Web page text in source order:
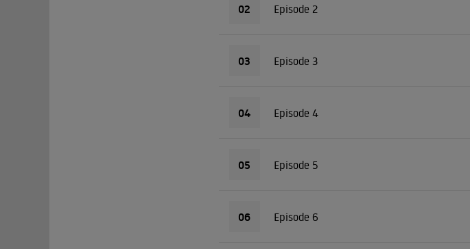
02 Episode 2
03 Episode 3
04 Episode 4
05 Episode 5
06 Episode 6